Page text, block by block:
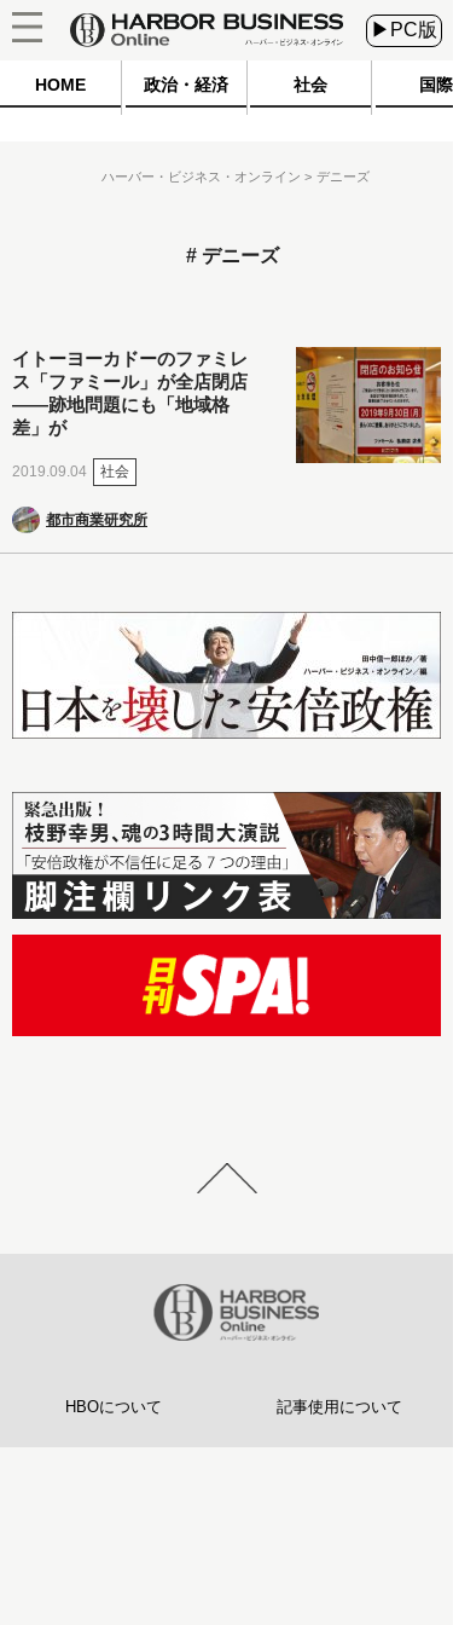
▶PC版
HOME 政治・経済 社会 国際
ハーバー・ビジネス・オンライン デニーズ
デニーズ
イトーヨーカドーのファミレ
ス「ファミール」が全店閉店
――跡地問題にも「地域格
差」が
2019.09.04 社会
都市商業研究所
HBOについて 記事使用について